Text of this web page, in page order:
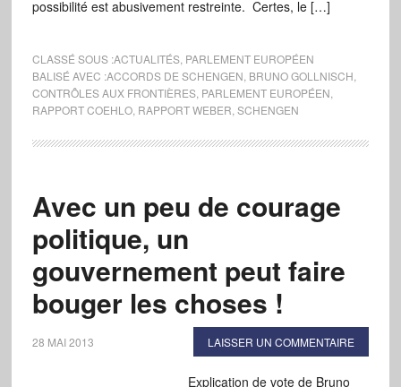
possibilité est abusivement restreinte. Certes, le […]
CLASSÉ SOUS :ACTUALITÉS, PARLEMENT EUROPÉEN
BALISÉ AVEC :ACCORDS DE SCHENGEN BRUNO GOLLNISCH
CONTRÔLES AUX FRONTIÈRES, PARLEMENT EUROPÉEN
RAPPORT COEHLO, RAPPORT WEBER SCHENGEN
Avec un peu de courage
politique, un
gouvernement peut faire
bouger les choses !
28 MAI 2013 LAISSER UN COMMENTAIRE
Explication de vote de Bruno